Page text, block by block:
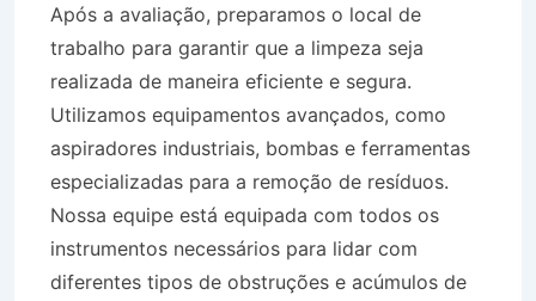
Após a avaliação, preparamos o local de
trabalho para garantir que a limpeza seja
realizada de maneira eficiente e segura.
Utilizamos equipamentos avançados, como
aspiradores industriais, bombas e ferramentas
especializadas para a remoção de resíduos.
Nossa equipe está equipada com todos os
instrumentos necessários para lidar com
diferentes tipos de obstruções e acúmulos de